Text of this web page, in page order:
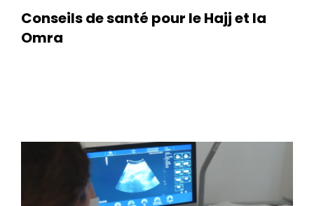
Conseils de santé pour le Hajj et la
Omra